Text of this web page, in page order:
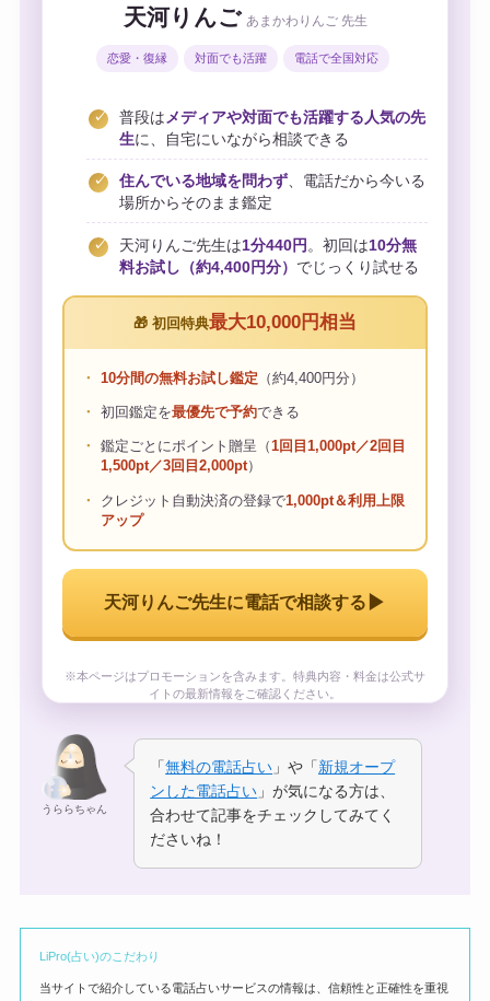
天河りんご あまかわりんご 先生
恋愛・復縁 対面でも活躍 電話で全国対応
普段は メディアや対面でも活躍する人気の先
生に、自宅にいながら相談できる
住んでいる地域を問わず、電話だから今いる
場所からそのまま鑑定
天河りんご先生は1分440円 。初回は10分無
料お試し（約4,400円分） でじっくり試せる
🎁 初回特典最大10,000円相当
10分間の無料お試し鑑定 （約4,400円分）
初回鑑定を最優先で予約できる
鑑定ごとにポイント贈呈（1回目1,000pt／2回目
1,500pt／3回目2,000pt）
クレジット自動決済の登録で1,000pt＆利用上限
アップ
天河りんご先生に電話で相談する ▶
※本ページはプロモーションを含みます。特典内容・料金は公式サ
イトの最新情報をご確認ください。
うららちゃん
「無料の電話占い 」や「新規オープ
ンした電話占い 」が気になる方は、
合わせて記事をチェックしてみてく
ださいね！
LiPro(占い)のこだわり
当サイトで紹介している電話占いサービスの情報は、信頼性と正確性を重視